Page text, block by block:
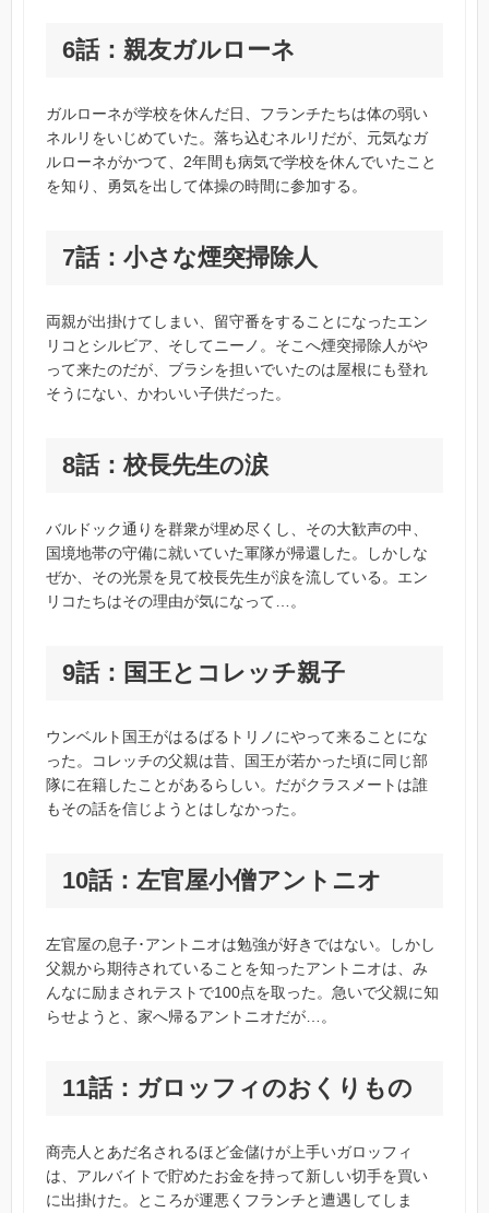
6話：親友ガルローネ
ガルローネが学校を休んだ日、フランチたちは体の弱い
ネルリをいじめていた。落ち込むネルリだが、元気なガ
ルローネがかつて、2年間も病気で学校を休んでいたこと
を知り、勇気を出して体操の時間に参加する。
7話：小さな煙突掃除人
両親が出掛けてしまい、留守番をすることになったエン
リコとシルビア、そしてニーノ。そこへ煙突掃除人がや
って来たのだが、ブラシを担いでいたのは屋根にも登れ
そうにない、かわいい子供だった。
8話：校長先生の涙
バルドック通りを群衆が埋め尽くし、その大歓声の中、
国境地帯の守備に就いていた軍隊が帰還した。しかしな
ぜか、その光景を見て校長先生が涙を流している。エン
リコたちはその理由が気になって…。
9話：国王とコレッチ親子
ウンベルト国王がはるばるトリノにやって来ることにな
った。コレッチの父親は昔、国王が若かった頃に同じ部
隊に在籍したことがあるらしい。だがクラスメートは誰
もその話を信じようとはしなかった。
10話：左官屋小僧アントニオ
左官屋の息子･アントニオは勉強が好きではない。しかし
父親から期待されていることを知ったアントニオは、み
んなに励まされテストで100点を取った。急いで父親に知
らせようと、家へ帰るアントニオだが…。
11話：ガロッフィのおくりもの
商売人とあだ名されるほど金儲けが上手いガロッフィ
は、アルバイトで貯めたお金を持って新しい切手を買い
に出掛けた。ところが運悪くフランチと遭遇してしま